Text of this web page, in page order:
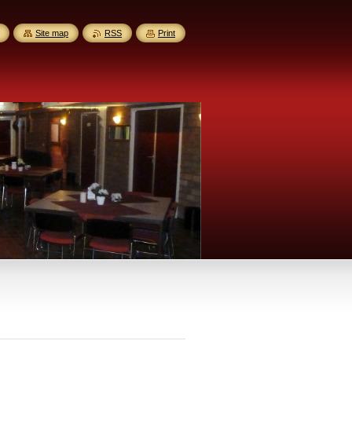
Site map RSS Print